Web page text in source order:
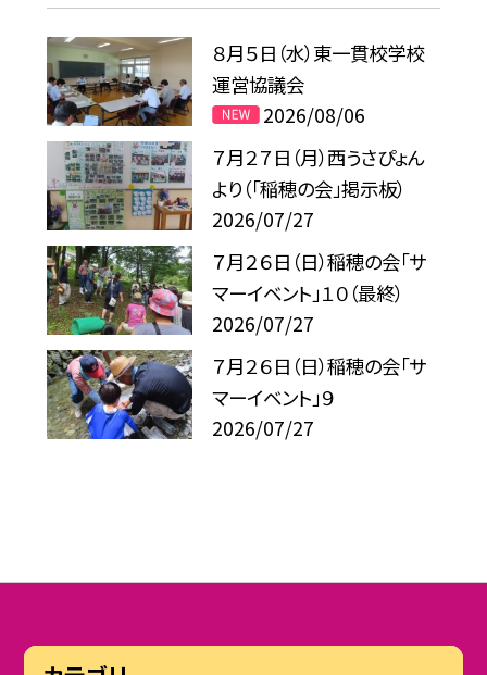
８月５日（水）東一貫校学校
運営協議会
2026/08/06
７月２７日（月）西うさぴょん
より（「稲穂の会」掲示板）
2026/07/27
７月２６日（日）稲穂の会「サ
マーイベント」１０（最終）
2026/07/27
７月２６日（日）稲穂の会「サ
マーイベント」９
2026/07/27